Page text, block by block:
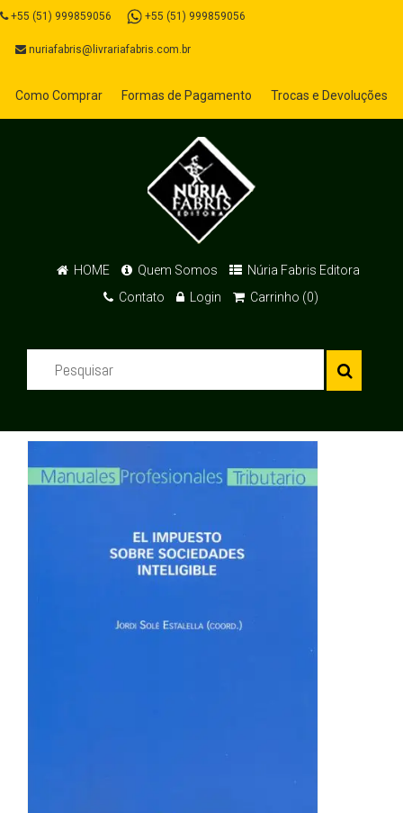
+55 (51) 999859056 +55 (51) 999859056
nuriafabris@livrariafabris.com.br
Como Comprar Formas de Pagamento Trocas e Devoluções
HOME Quem Somos
Núria Fabris Editora
Contato
Login Carrinho (0)